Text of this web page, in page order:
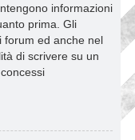
informazioni
prima. Gli
forum ed anche nel
di scrivere su un